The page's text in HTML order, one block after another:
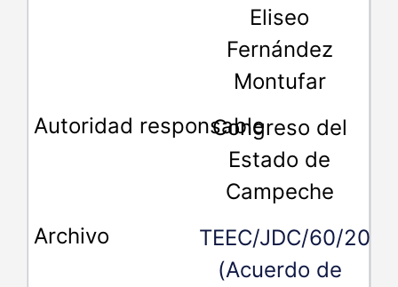
Eliseo
Fernández
Montufar
Congreso del
Estado de
Campeche
TEEC/JDC/60/2019
(Acuerdo de